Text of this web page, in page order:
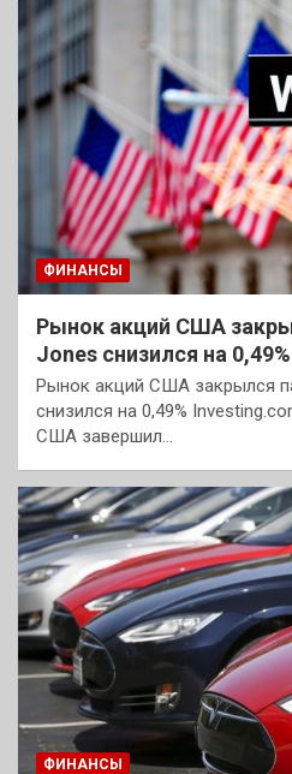
ФИНАНСЫ
Рынок акций США
Jones снизился на 0,49%
Рынок акций США закрылся
снизился на 0,49%
США завершил…
ФИНАНСЫ